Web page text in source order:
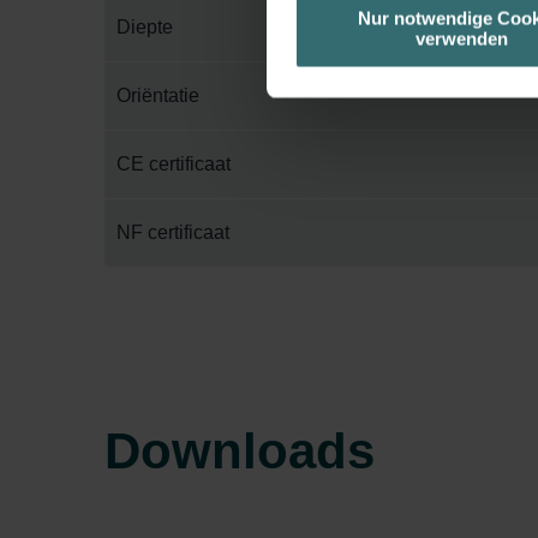
unserer Website verwenden,
basierend auf Ihren Interessen
Datenschutzerklärung
Zehnder Group Schweiz AG:
Nur notwendige
verwenden
Diepte
Oriëntatie
CE certificaat
NF certificaat
Downloads